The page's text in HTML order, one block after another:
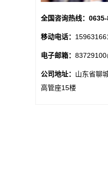
全国咨询热线：
移动电话：
电子邮箱：
公司地址： 山东省聊
高管座15楼